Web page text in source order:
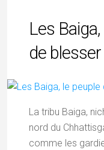
Les
de blesser
La tribu Baiga,
nord du
comme les